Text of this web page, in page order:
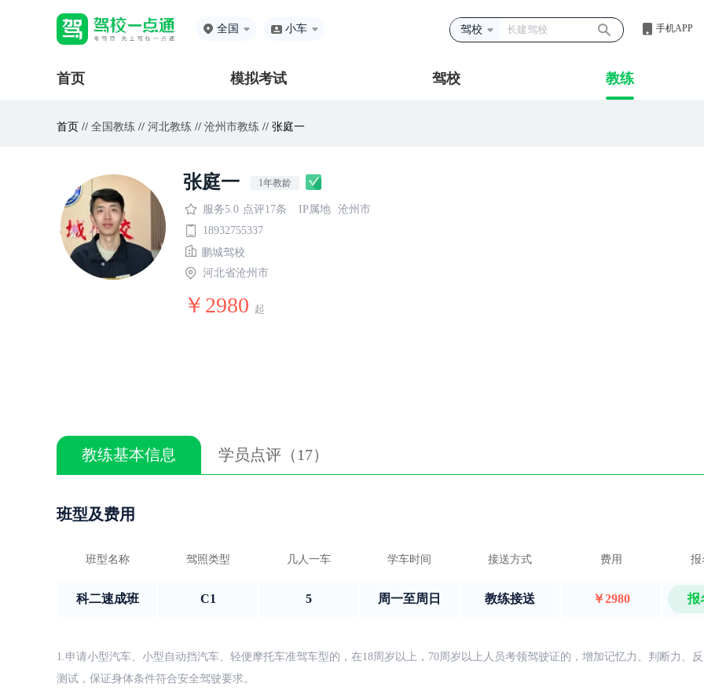
全国 小车 驾校 手机APP
首页 模拟考试 驾校 教练
首页 // 全国教练 // 河北教练 // 沧州市教练 // 张庭一
张庭一 1年教龄
服务5.0 点评17条 IP属地 沧州市
18932755337
鹏城驾校
河北省沧州市
￥2980 起
教练基本信息 学员点评（17）
班型及费用
班型名称 驾照类型 几人一车 学车时间 接送方式 费用 报
科二速成班 C1 5 周一至周日 教练接送 ￥2980 报
1.申请小型汽车、小型自动挡汽车、轻便摩托车准驾车型的，在18周岁以上，70周岁以上人员考领驾驶证的，增加记忆力、判断力、
测试，保证身体条件符合安全驾驶要求。